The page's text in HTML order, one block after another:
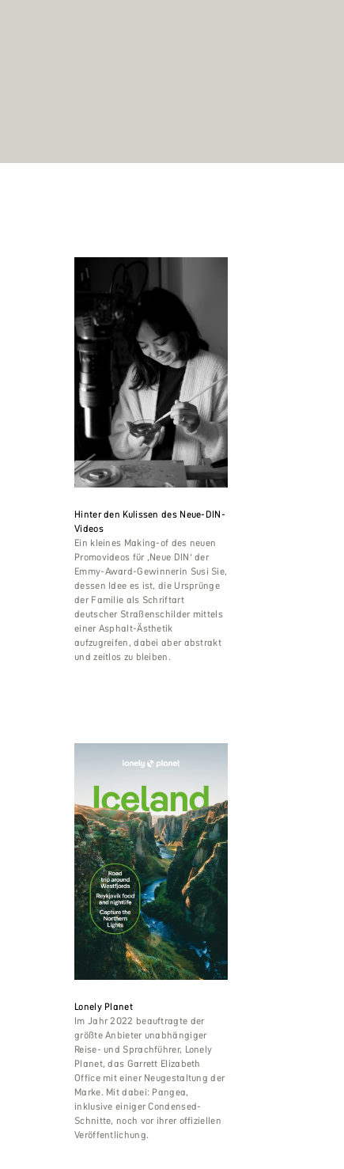
Hinter den Kulissen des Neue-DIN-
Videos
Ein kleines Making-of des neuen
Promovideos für ‚Neue DIN‘ der
Emmy-Award-Gewinnerin Susi Sie,
dessen Idee es ist, die Ursprünge
der Familie als Schriftart
deutscher Straßenschilder mittels
einer Asphalt-Ästhetik
aufzugreifen, dabei aber abstrakt
und zeitlos zu bleiben.
Lonely Planet
Im Jahr 2022 beauftragte der
größte Anbieter unabhängiger
Reise- und Sprachführer, Lonely
Planet, das Garrett Elizabeth
Office mit einer Neugestaltung der
Marke. Mit dabei: Pangea,
inklusive einiger Condensed-
Schnitte, noch vor ihrer offiziellen
Veröffentlichung.